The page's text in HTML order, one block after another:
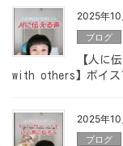
2025年10
ブログ
【人に
with others】ボイス
2025年10
ブログ